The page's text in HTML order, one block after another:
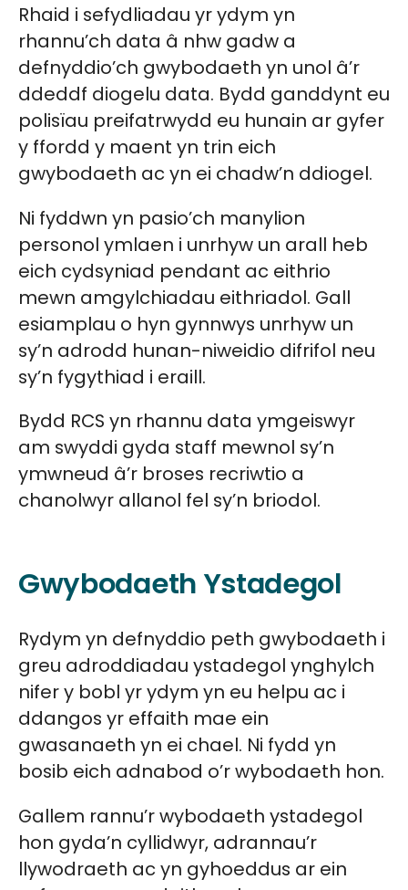
Rhaid i sefydliadau yr ydym yn
rhannu’ch data â nhw gadw a
defnyddio’ch gwybodaeth yn unol â’r
ddeddf diogelu data. Bydd ganddynt eu
polisïau preifatrwydd eu hunain ar gyfer
y ffordd y maent yn trin eich
gwybodaeth ac yn ei chadw’n ddiogel.
Ni fyddwn yn pasio’ch manylion
personol ymlaen i unrhyw un arall heb
eich cydsyniad pendant ac eithrio
mewn amgylchiadau eithriadol. Gall
esiamplau o hyn gynnwys unrhyw un
sy’n adrodd hunan-niweidio difrifol neu
sy’n fygythiad i eraill.
Bydd RCS yn rhannu data ymgeiswyr
am swyddi gyda staff mewnol sy’n
ymwneud â’r broses recriwtio a
chanolwyr allanol fel sy’n briodol.
Gwybodaeth Ystadegol
Rydym yn defnyddio peth gwybodaeth i
greu adroddiadau ystadegol ynghylch
nifer y bobl yr ydym yn eu helpu ac i
ddangos yr effaith mae ein
gwasanaeth yn ei chael. Ni fydd yn
bosib eich adnabod o’r wybodaeth hon.
Gallem rannu’r wybodaeth ystadegol
hon gyda’n cyllidwyr, adrannau’r
llywodraeth ac yn gyhoeddus ar ein